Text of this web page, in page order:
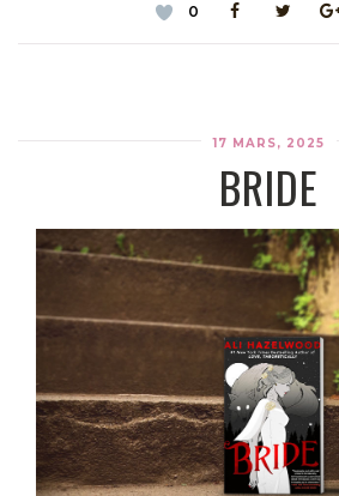
0
17 MARS, 2025
BRIDE